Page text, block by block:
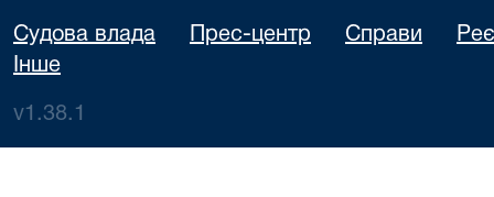
Судова влада Прес-центр Справи
Інше
v1.38.1